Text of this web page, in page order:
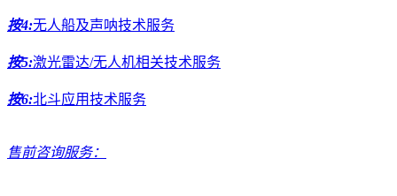
按4:无人船及声呐技术服务
按5:激光雷达/无人机相关技术服务
按6:北斗应用技术服务
售前咨询服务：